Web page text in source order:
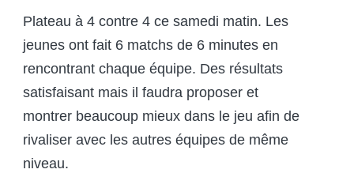
Plateau à 4 contre 4 ce samedi matin. Les
jeunes ont fait 6 matchs de 6 minutes en
rencontrant chaque équipe. Des résultats
satisfaisant mais il faudra proposer et
montrer beaucoup mieux dans le jeu afin de
rivaliser avec les autres équipes de même
niveau.